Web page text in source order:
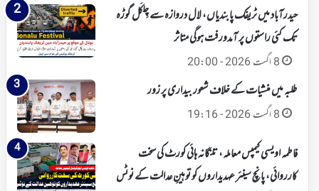
حیدرآباد میں ٹریفک پابندیاں، لال دروازہ سے چِلکَل گوڑہ
تک کئی راستوں پر آمدورفت ہوگی متاثر
8 اگست 2026 - 20:00
طلبہ میں منشیات کے خلاف شعور بیداری پر زور
8 اگست 2026 - 19:16
فاطمہ اویسی کیمپس معاملہ، تلنگانہ ہائی کورٹ کی سخت
کارروائی، پانچ سینئر عہدیداروں کو توہینِ عدالت کے نوٹس